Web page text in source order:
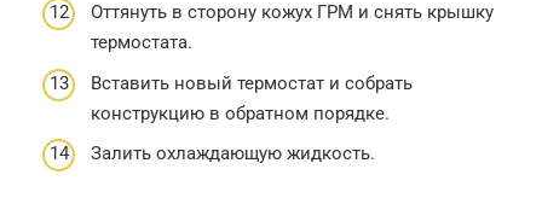
Оттянуть в сторону кожух ГРМ и снять крышку
термостата.
Вставить новый термостат и собрать
конструкцию в обратном порядке.
Залить охлаждающую жидкость.